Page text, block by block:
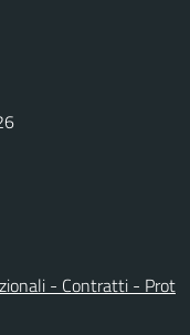
- Contratti - Prot